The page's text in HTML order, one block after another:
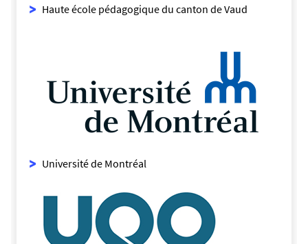
Haute école pédagogique du canton de Vaud
Université de Montréal